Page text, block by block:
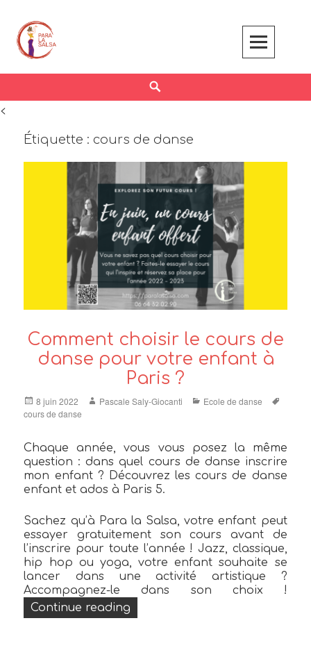
content
<
Étiquette : cours de danse
Comment choisir le cours de
danse pour votre enfant à
Paris ?
Posted
on
8 juin 2022 Author
Pascale Saly-Giocanti Categories
Ecole de danse
cours de danse
Chaque année, vous vous posez la même
question : dans quel cours de danse inscrire
mon enfant ? Découvrez les cours de danse
enfant et ados à Paris 5.
Sachez qu’à Para la Salsa, votre enfant peut
essayer gratuitement son cours avant de
l’inscrire pour toute l’année ! Jazz, classique,
hip hop ou yoga, votre enfant souhaite se
lancer dans une activité artistique ?
Accompagnez-le dans son choix !
Continue reading